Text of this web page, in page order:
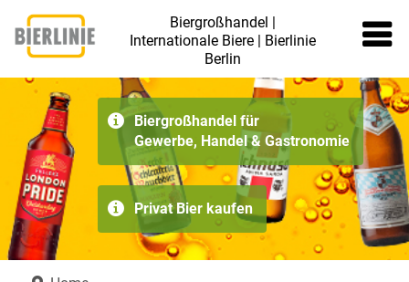
Biergroßhandel für
Gewerbe, Handel & Gastronomie
Privat Bier kaufen
Biergroßhandel |
Internationale Biere | Bierlinie
Berlin